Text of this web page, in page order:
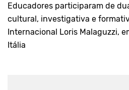
Educadores participaram de
cultural, investigativa e
Internacional Loris Malaguzzi,
Itália